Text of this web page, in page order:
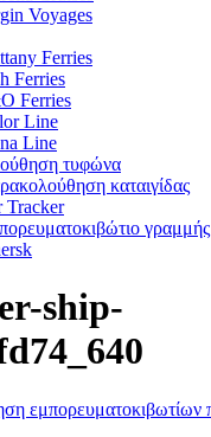
Voyages
Ferries
Ferries
Ferries
Line
Line
τυφώνα
καταιγίδας
Tracker
γραμμής
ship-